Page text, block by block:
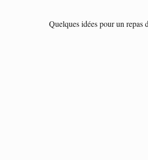
Quelques idées pour un repas